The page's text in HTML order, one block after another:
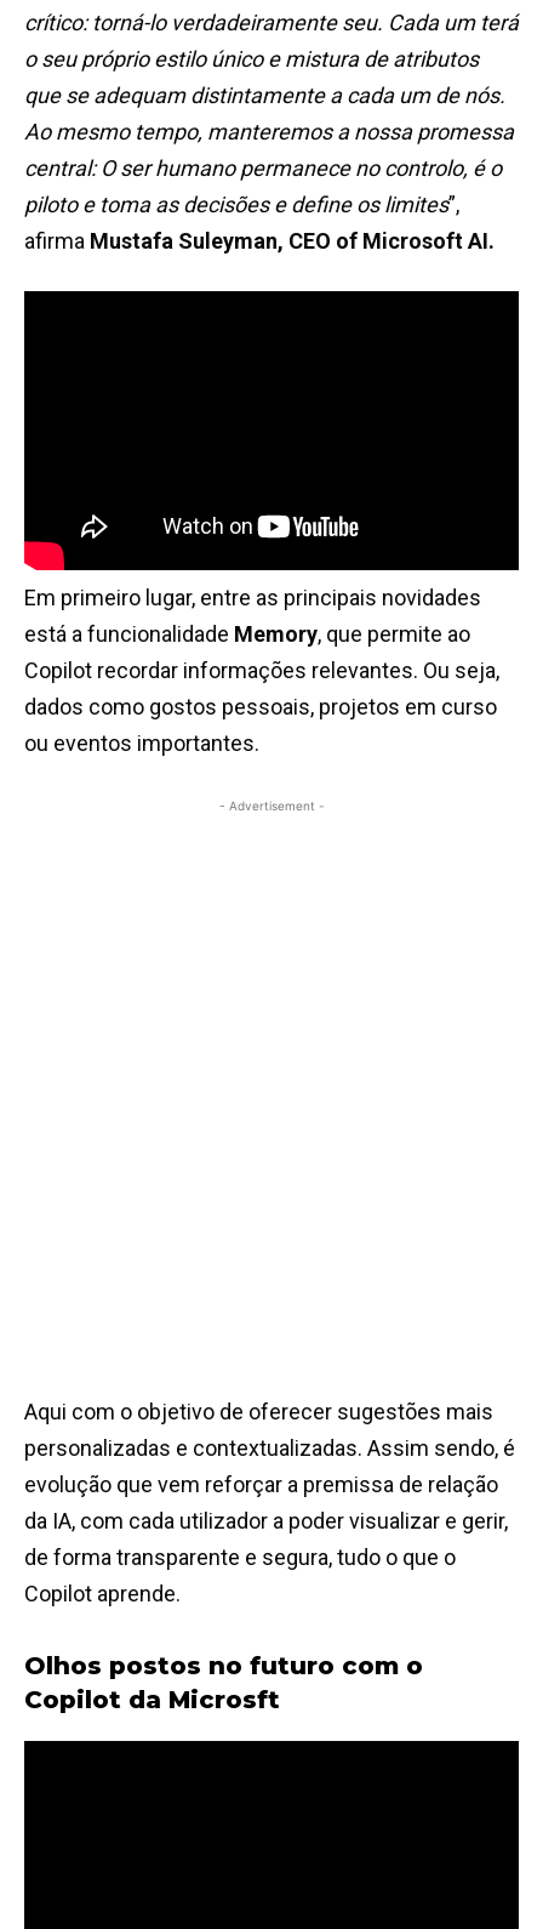
crítico: torná-lo verdadeiramente seu. Cada um terá
o seu próprio estilo único e mistura de atributos
que se adequam distintamente a cada um de nós.
Ao mesmo tempo, manteremos a nossa promessa
central: O ser humano permanece no controlo, é o
piloto e toma as decisões e define os limites”,
afirma Mustafa Suleyman, CEO of Microsoft AI.
Em primeiro lugar, entre as principais novidades
está a funcionalidade Memory, que permite ao
Copilot recordar informações relevantes. Ou seja,
dados como gostos pessoais, projetos em curso
ou eventos importantes.
- Advertisement -
Aqui com o objetivo de oferecer sugestões mais
personalizadas e contextualizadas. Assim sendo, é
evolução que vem reforçar a premissa de relação
da IA, com cada utilizador a poder visualizar e gerir,
de forma transparente e segura, tudo o que o
Copilot aprende.
Olhos postos no futuro com o
Copilot da Microsft